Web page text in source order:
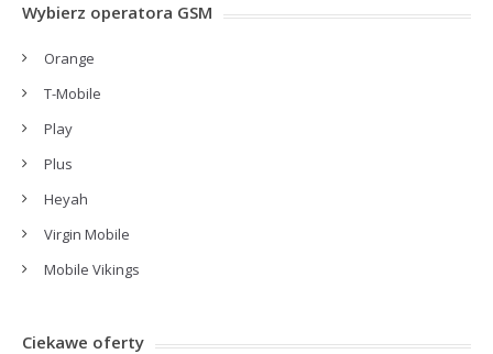
Wybierz operatora GSM
Orange
T-Mobile
Play
Plus
Heyah
Virgin Mobile
Mobile Vikings
Ciekawe oferty